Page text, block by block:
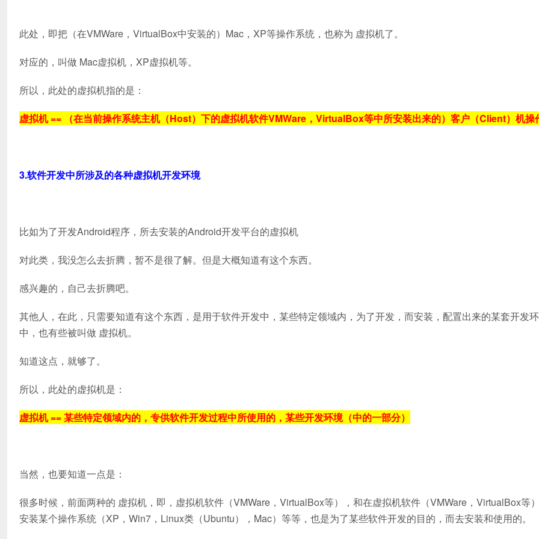
此处，即把（在VMWare，VirtualBox中安装的）Mac，XP等操作系统，也称为 虚拟机了。
对应的，叫做 Mac虚拟机，XP虚拟机等。
所以，此处的虚拟机指的是：
虚拟机 == （在当前操作系统主机（Host）下的虚拟机软件VMWare，VirtualBox等中所安装出来的）客户（Client）机操
3.软件开发中所涉及的各种虚拟机开发环境
比如为了开发Android程序，所去安装的Android开发平台的虚拟机
对此类，我没怎么去折腾，暂不是很了解。但是大概知道有这个东西。
感兴趣的，自己去折腾吧。
其他人，在此，只需要知道有这个东西，是用于软件开发中，某些特定领域内，为了开发，而安装，配置出来的某套开发
中，也有些被叫做 虚拟机。
知道这点，就够了。
所以，此处的虚拟机是：
虚拟机 == 某些特定领域内的，专供软件开发过程中所使用的，某些开发环境（中的一部分）
当然，也要知道一点是：
很多时候，前面两种的 虚拟机，即，虚拟机软件（VMWare，VirtualBox等），和在虚拟机软件（VMWare，VirtualBox等
安装某个操作系统（XP，Win7，Linux类（Ubuntu），Mac）等等，也是为了某些软件开发的目的，而去安装和使用的。